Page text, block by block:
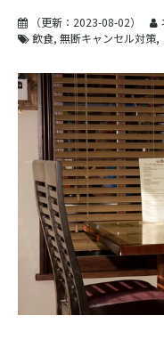
（更新： 2023-08-02）
飲食 無断キャンセル対策